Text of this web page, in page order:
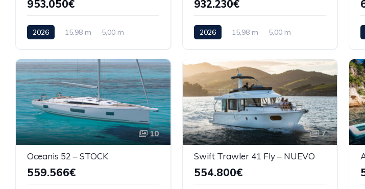
953.050€
2026 15,98 m 5,00 m
932.230€
2026 15,98 m 5,00 m
10
Oceanis 52 – STOCK
559.566€
7
Swift Trawler 41 Fly – NUEVO
554.800€